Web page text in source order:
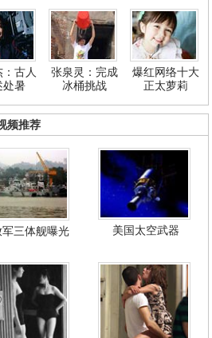
古人
处暑
张泉灵：完成
冰桶挑战
爆红网络十大
正太萝莉
频推荐
军三体舰曝光 美国太空武器